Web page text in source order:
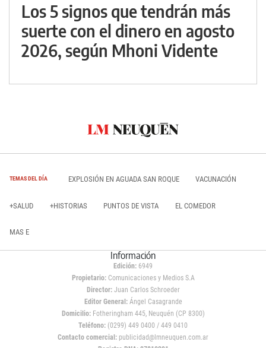
Los 5 signos que tendrán más
suerte con el dinero en agosto
2026, según Mhoni Vidente
TEMAS DEL DÍA EXPLOSIÓN EN AGUADA SAN ROQUE VACUNACIÓN
+SALUD +HISTORIAS PUNTOS DE VISTA EL COMEDOR
MAS E
Información
Edición: 6949
Propietario:Comunicaciones y Medios S.A
Director: Juan Carlos Schroeder
Editor General:Ángel Casagrande
Domicilio:Fotheringham 445, Neuquén (CP 8300)
Teléfono: (0299) 449 0400 / 449 0410
Contacto comercial: publicidad@lmneuquen.com.ar